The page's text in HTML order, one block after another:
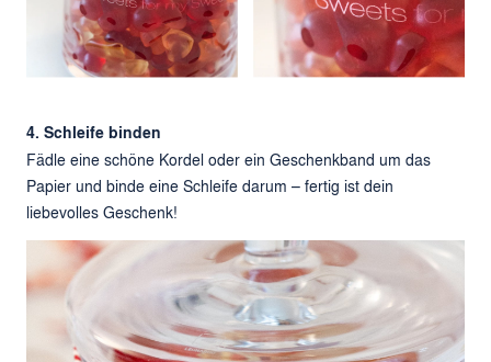
4. Schleife binden
Fädle eine schöne Kordel oder ein Geschenkband um das
Papier und binde eine Schleife darum – fertig ist dein
liebevolles Geschenk!